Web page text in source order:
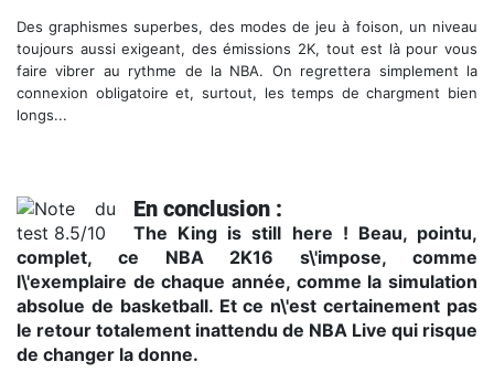
Des graphismes superbes, des modes de jeu à foison, un niveau
toujours aussi exigeant, des émissions 2K, tout est là pour vous
faire vibrer au rythme de la NBA. On regrettera simplement la
connexion obligatoire et, surtout, les temps de chargment bien
longs...
En conclusion :
The King is still here ! Beau, pointu,
complet, ce NBA 2K16 s\'impose, comme
l\'exemplaire de chaque année, comme la simulation
absolue de basketball. Et ce n\'est certainement pas
le retour totalement inattendu de NBA Live qui risque
de changer la donne.